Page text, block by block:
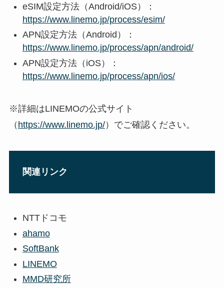
eSIM設定方法（Android/iOS）：
https://www.linemo.jp/process/esim/
APN設定方法（Android）：
https://www.linemo.jp/process/apn/android/
APN設定方法（iOS）：
https://www.linemo.jp/process/apn/ios/
※詳細はLINEMOの公式サイト
（ https://www.linemo.jp/）でご確認ください。
関連リンク
NTTドコモ
ahamo
SoftBank
LINEMO
MMD研究所